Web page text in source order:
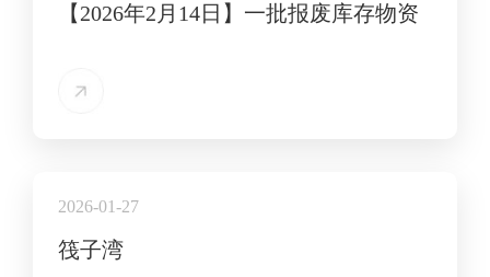
【2026年2月14日】一批报废库存物资
2026-01-27
筏子湾